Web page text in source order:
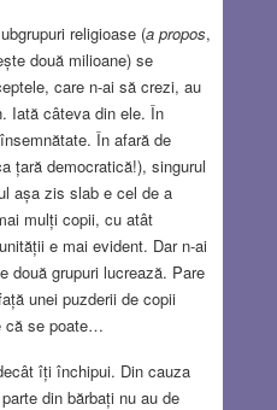
religioase (a propos,
două milioane) se
care n-ai să crezi, au
Iată câteva din ele. În
În afară de
țară democratică!), singurul
așa zis slab e cel de a
mulți copii, cu atât
e mai evident. Dar n-ai
două grupuri lucrează. Pare
unei puzderii de copii
că se poate…
îți închipui. Din cauza
din bărbați nu au de